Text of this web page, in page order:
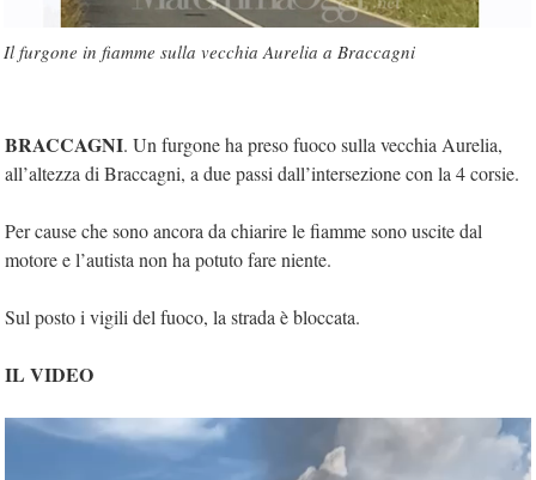
Il furgone in fiamme sulla vecchia Aurelia a Braccagni
BRACCAGNI. Un furgone ha preso fuoco sulla vecchia Aurelia,
all’altezza di Braccagni, a due passi dall’intersezione con la 4 corsie.
Per cause che sono ancora da chiarire le fiamme sono uscite dal
motore e l’autista non ha potuto fare niente.
Sul posto i vigili del fuoco, la strada è bloccata.
IL VIDEO
Video